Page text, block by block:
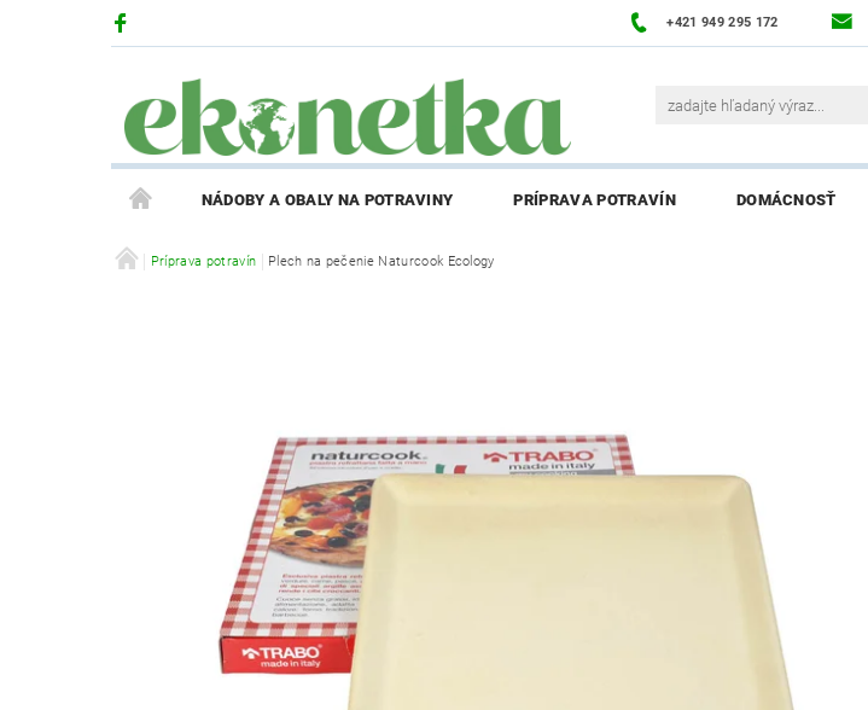
+421 949 295 172
NÁDOBY A OBALY NA POTRAVINY PRÍPRAVA POTRAVÍN DOMÁCNOSŤ
PRODUKTY V ZĽAVE PRÍBEH EKONETKY
Príprava potravín Plech na pečenie Naturcook Ecology